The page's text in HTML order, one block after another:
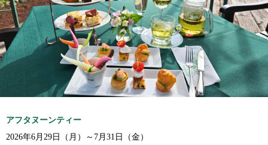
アフタヌーンティー
2026年6月29日（月）～7月31日（金）